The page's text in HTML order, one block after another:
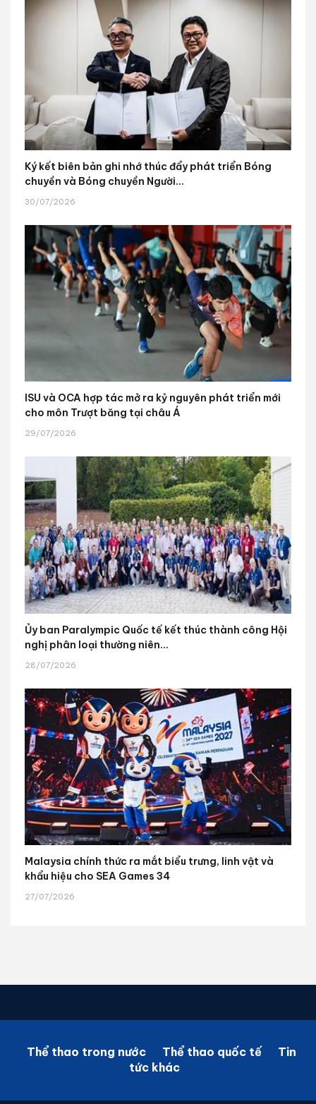
Ký kết biên bản ghi nhớ thúc đẩy phát triển Bóng
chuyền và Bóng chuyền Người...
30/07/2026
ISU và OCA hợp tác mở ra kỷ nguyên phát triển mới
cho môn Trượt băng tại châu Á
29/07/2026
Ủy ban Paralympic Quốc tế kết thúc thành công Hội
nghị phân loại thường niên...
28/07/2026
Malaysia chính thức ra mắt biểu trưng, linh vật và
khẩu hiệu cho SEA Games 34
27/07/2026
Thể thao trong nước Thể thao quốc tế
Tin
tức khác